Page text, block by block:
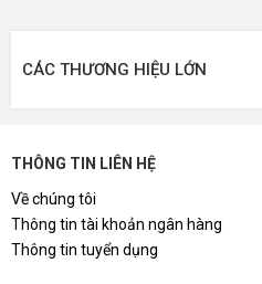
CÁC THƯƠNG HIỆU LỚN
THÔNG TIN LIÊN HỆ
Về chúng tôi
Thông tin tài khoản ngân hàng
Thông tin tuyển dụng